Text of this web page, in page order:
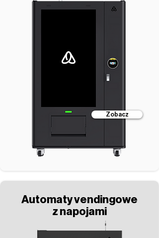
Zobacz
Automaty vendingowe
z napojami